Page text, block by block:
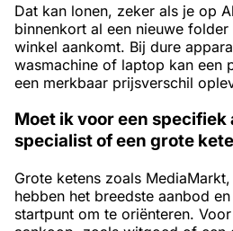
Dat kan lonen, zeker als je op
binnenkort al een nieuwe
winkel aankomt. Bij dure
wasmachine of laptop kan een
een merkbaar prijsverschil
Moet ik voor een specifiek
specialist of een grote
Grote ketens zoals
hebben het breedste aanbod
startpunt om te oriënteren.